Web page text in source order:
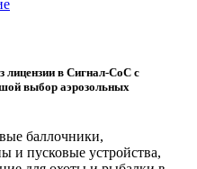
лицензии в Сигнал-СоС с
выбор аэрозольных
баллочники,
и пусковые устройства,